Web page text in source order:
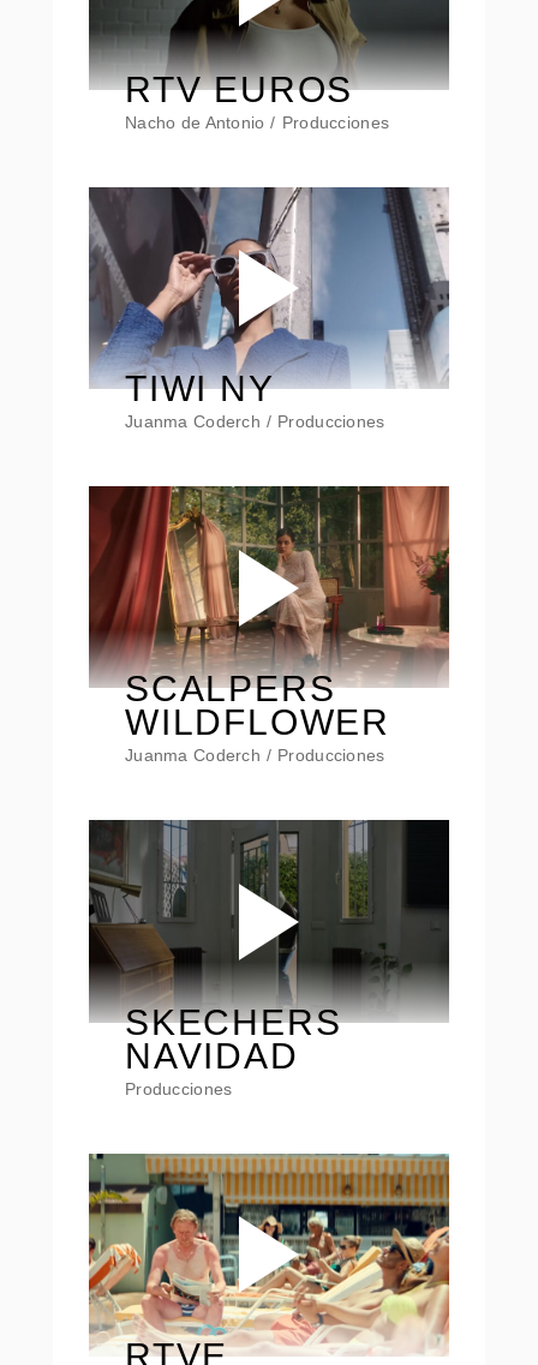
RTV EUROS
Nacho de Antonio Producciones
TIWI NY
Juanma Coderch Producciones
SCALPERS
WILDFLOWER
Juanma Coderch Producciones
SKECHERS
NAVIDAD
Producciones
RTVE